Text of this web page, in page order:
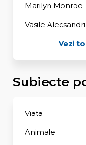
Marilyn Monroe
Vasile Alecsandri
Vezi
Subiecte
Viata
Animale